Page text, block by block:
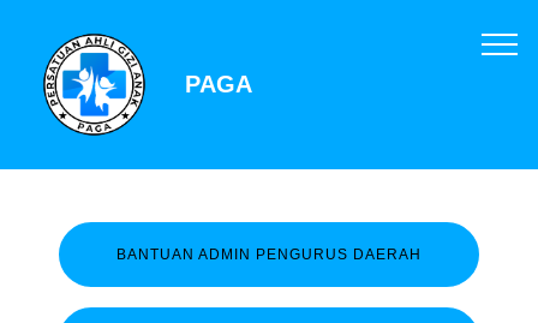
PAGA
BANTUAN ADMIN PENGURUS DAERAH